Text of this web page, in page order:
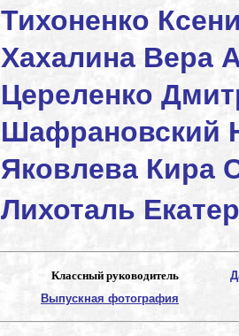
Тихоненко
Хахалина Вера
Цереленко
Шафрановский
Яковлева Кира
Лихоталь
Классный руководитель
Выпускная фотография